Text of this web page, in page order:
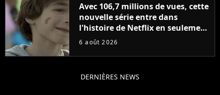
Avec 106,7 millions de vues, cette
nouvelle série entre dans
l'histoire de Netflix en seulement
48 jours
6 août 2026
DERNIÈRES NEWS